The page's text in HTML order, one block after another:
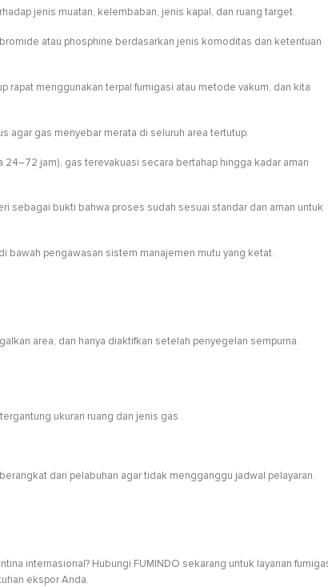
jenis muatan, kelembaban, jenis kapal, dan ruang target.
atau phosphine berdasarkan jenis komoditas dan ketentuan
rapat menggunakan terpal fumigasi atau metode vakum, dan kita
agar gas menyebar merata di seluruh area tertutup.
jam), gas terevakuasi secara bertahap hingga kadar aman
sebagai bukti bahwa proses sudah sesuai standar dan aman untuk
bawah pengawasan sistem manajemen mutu yang ketat.
area, dan hanya diaktifkan setelah penyegelan sempurna.
ukuran ruang dan jenis gas .
dari pelabuhan agar tidak mengganggu jadwal pelayaran.
internasional? Hubungi FUMINDO sekarang untuk layanan
ekspor Anda.